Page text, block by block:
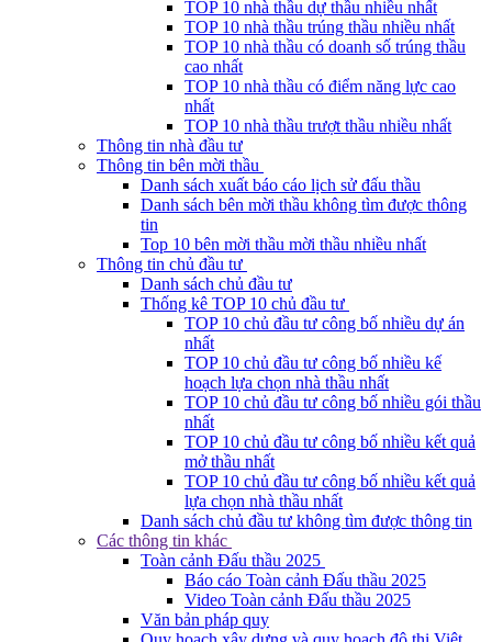
TOP 10 nhà thầu dự thầu nhiều nhất
TOP 10 nhà thầu trúng thầu nhiều nhất
TOP 10 nhà thầu có doanh số trúng thầu
cao nhất
TOP 10 nhà thầu có điểm năng lực cao
nhất
TOP 10 nhà thầu trượt thầu nhiều nhất
Thông tin nhà đầu tư
Thông tin bên mời thầu
Danh sách xuất báo cáo lịch sử đấu thầu
Danh sách bên mời thầu không tìm được thông
tin
Top 10 bên mời thầu mời thầu nhiều nhất
Thông tin chủ đầu tư
Danh sách chủ đầu tư
Thống kê TOP 10 chủ đầu tư
TOP 10 chủ đầu tư công bố nhiều dự án
nhất
TOP 10 chủ đầu tư công bố nhiều kế
hoạch lựa chọn nhà thầu nhất
TOP 10 chủ đầu tư công bố nhiều gói thầu
nhất
TOP 10 chủ đầu tư công bố nhiều kết quả
mở thầu nhất
TOP 10 chủ đầu tư công bố nhiều kết quả
lựa chọn nhà thầu nhất
Danh sách chủ đầu tư không tìm được thông tin
Các thông tin khác
Toàn cảnh Đấu thầu 2025
Báo cáo Toàn cảnh Đấu thầu 2025
Video Toàn cảnh Đấu thầu 2025
Văn bản pháp quy